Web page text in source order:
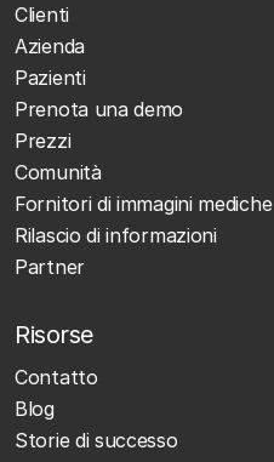
Clienti
Azienda
Pazienti
Prenota una demo
Prezzi
Comunità
Fornitori di immagini mediche
Rilascio di informazioni
Partner
Risorse
Contatto
Blog
Storie di successo